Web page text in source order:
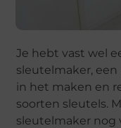
Je hebt vast wel
sleutelmaker, een
in het maken en
soorten sleutels.
sleutelmaker nog